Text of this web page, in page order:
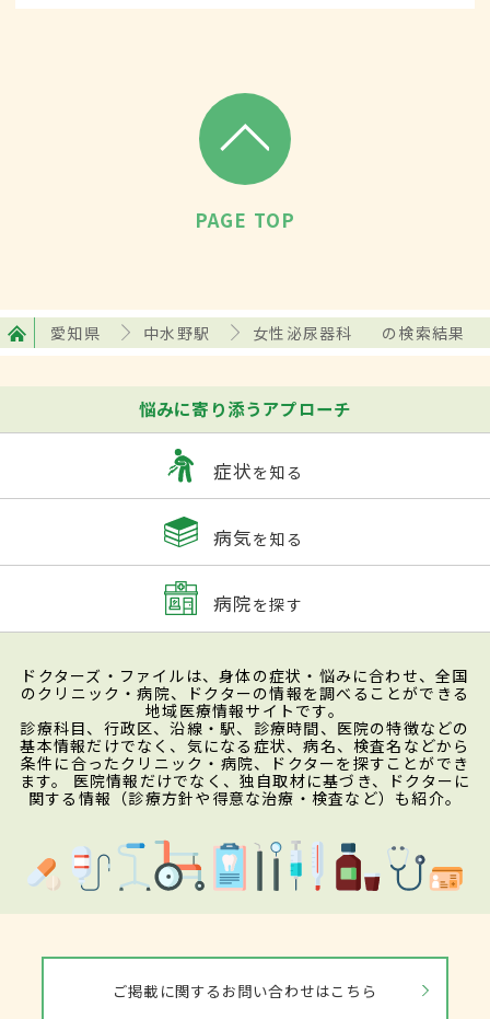
PAGE TOP
愛知県 中水野駅 女性泌尿器科 の検索結果
悩みに寄り添うアプローチ
症状を知る
病気を知る
病院を探す
ドクターズ・ファイルは、身体の症状・悩みに合わせ、全国
のクリニック・病院、ドクターの情報を調べることができる
地域医療情報サイトです。
診療科目、行政区、沿線・駅、診療時間、医院の特徴などの
基本情報だけでなく、気になる症状、病名、検査名などから
条件に合ったクリニック・病院、ドクターを探すことができ
ます。 医院情報だけでなく、独自取材に基づき、ドクターに
関する情報（診療方針や得意な治療・検査など）も紹介。
ご掲載に関するお問い合わせはこちら